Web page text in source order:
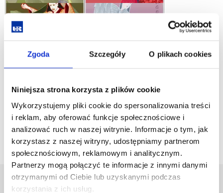
Zgoda Szczegóły O plikach cookies
Niniejsza strona korzysta z plików cookie
Wykorzystujemy pliki cookie do spersonalizowania treści
i reklam, aby oferować funkcje społecznościowe i
analizować ruch w naszej witrynie. Informacje o tym, jak
korzystasz z naszej witryny, udostępniamy partnerom
społecznościowym, reklamowym i analitycznym.
Partnerzy mogą połączyć te informacje z innymi danymi
otrzymanymi od Ciebie lub uzyskanymi podczas
korzystania z ich usług.
Aleksandra Furdyna - biografia
Aleksandra Furdyna - autokomentarz
Uniwersytet Rzeszowski